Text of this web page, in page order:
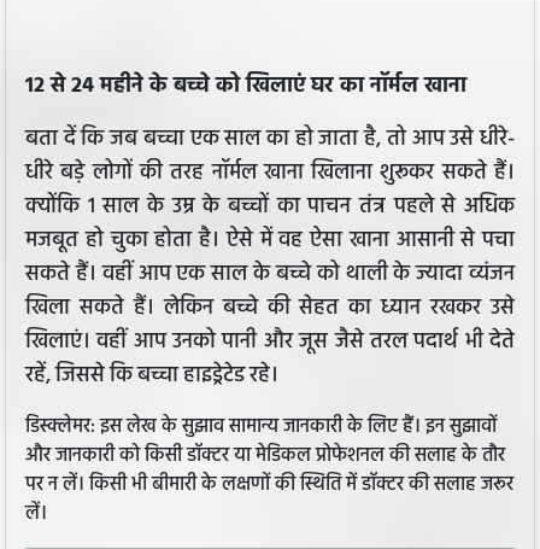
12 से 24 महीने के बच्चे को खिलाएं घर का नॉर्मल खाना
बता दें कि जब बच्चा एक साल का हो जाता है, तो आप उसे धीरे-
धीरे बड़े लोगों की तरह नॉर्मल खाना खिलाना शुरूकर सकते हैं।
क्योंकि 1 साल के उम्र के बच्चों का पाचन तंत्र पहले से अधिक
मजबूत हो चुका होता है। ऐसे में वह ऐसा खाना आसानी से पचा
सकते हैं। वहीं आप एक साल के बच्चे को थाली के ज्यादा व्यंजन
खिला सकते हैं। लेकिन बच्चे की सेहत का ध्यान रखकर उसे
खिलाएं। वहीं आप उनको पानी और जूस जैसे तरल पदार्थ भी देते
रहें, जिससे कि बच्चा हाइड्रेटेड रहे।
डिस्क्लेमर: इस लेख के सुझाव सामान्य जानकारी के लिए हैं। इन सुझावों
और जानकारी को किसी डॉक्टर या मेडिकल प्रोफेशनल की सलाह के तौर
पर न लें। किसी भी बीमारी के लक्षणों की स्थिति में डॉक्टर की सलाह जरूर
लें।